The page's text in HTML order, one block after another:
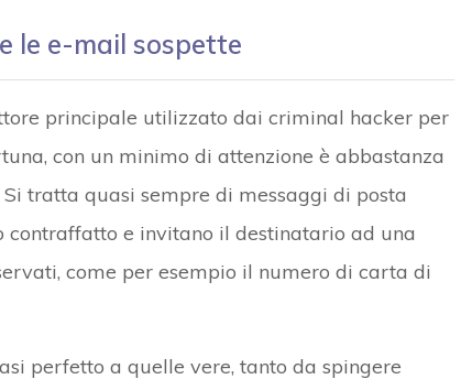
le e-mail sospette
principale utilizzato dai criminal hacker per
con un minimo di attenzione è abbastanza
tratta quasi sempre di messaggi di posta
contraffatto e invitano il destinatario ad una
come per esempio il numero di carta di
perfetto a quelle vere, tanto da spingere